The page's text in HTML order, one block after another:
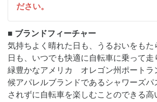
ださい。
■ ブランドフィーチャー
気持ちよく晴れた日も、うるおいをもた
日も、いつでも快適に自転車に乗って走
緑豊かなアメリカ オレゴン州ポートラ
候アパレルブランドであるシャワーズパ
されずに自転車を楽しむことのできる高